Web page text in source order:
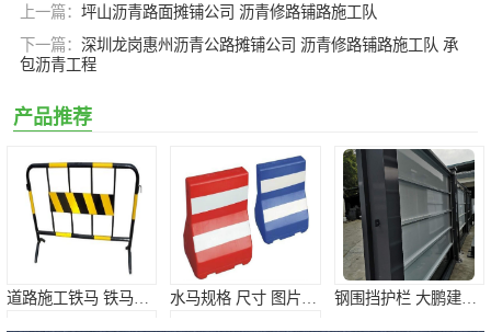
上一篇： 坪山沥青路面摊铺公司 沥青修路铺路施工队
下一篇： 深圳龙岗惠州沥青公路摊铺公司 沥青修路铺路施工队 承
包沥青工程
产品推荐
钢围挡护栏 大鹏建筑工地钢围挡
沥青工程